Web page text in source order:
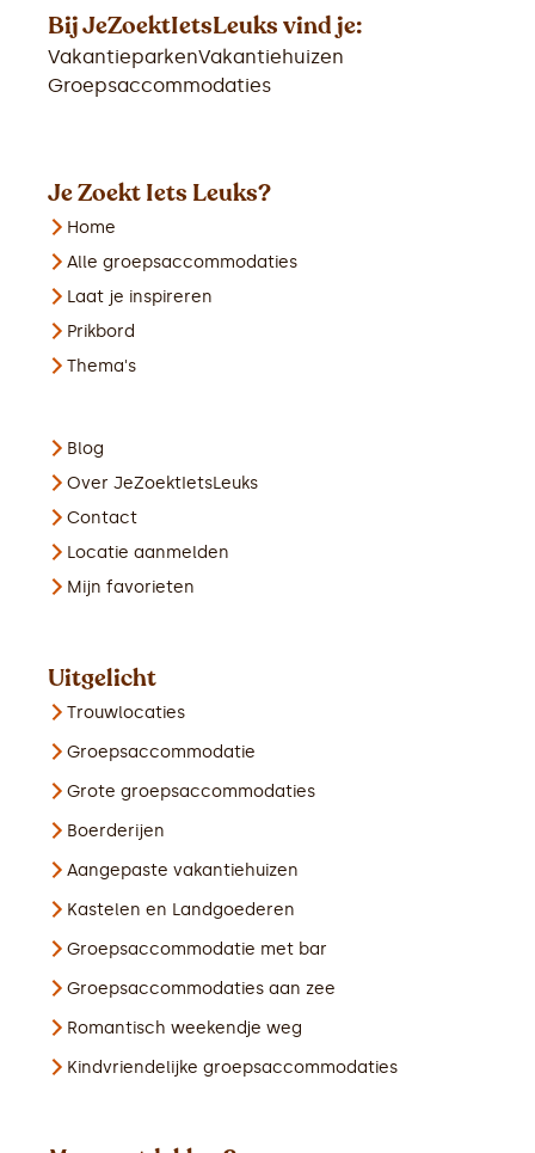
Bij JeZoektIetsLeuks vind je:
VakantieparkenVakantiehuizen
Groepsaccommodaties
Je Zoekt Iets Leuks?
Home
Alle groepsaccommodaties
Laat je inspireren
Prikbord
Thema's
Blog
Over JeZoektIetsLeuks
Contact
Locatie aanmelden
Mijn favorieten
Uitgelicht
Trouwlocaties
Groepsaccommodatie
Grote groepsaccommodaties
Boerderijen
Aangepaste vakantiehuizen
Kastelen en Landgoederen
Groepsaccommodatie met bar
Groepsaccommodaties aan zee
Romantisch weekendje weg
Kindvriendelijke groepsaccommodaties